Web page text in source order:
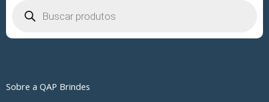
produtos
Sobre a QAP Brindes